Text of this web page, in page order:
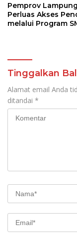
Pemprov Lampung
Perluas Akses
melalui Program
Tinggalkan
Alamat email Anda
ditandai *